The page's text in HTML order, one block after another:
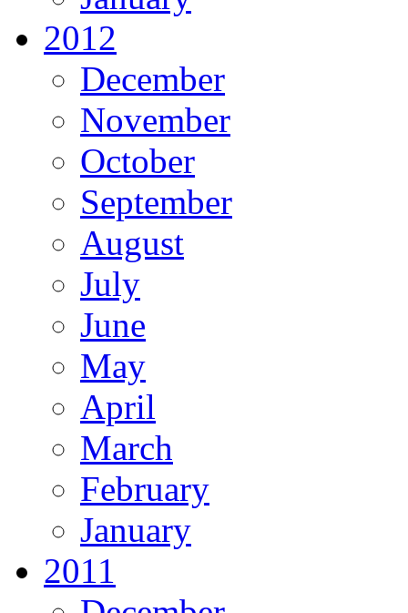
2012
December
November
October
September
August
July
June
May
April
March
February
January
2011